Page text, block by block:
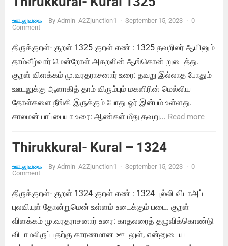
ஊடலுவகை By Admin_A2Zjunction1 · September 15, 2023 · 0
Comment
திருக்குறள்- குறள் 1325 குறள் எண் : 1325 தவறிலர் ஆயினும்
தாம்வீழ்வார் மென்றோள் அகறலின் ஆங்கொன் றுடைத்து.
குறள் விளக்கம் மு.வரதராசனார் உரை: தவறு இல்லாத போதும்
ஊடலுக்கு ஆளாகித் தாம் விரும்பும் மகளிரின் மெல்லிய
தோள்களை நீங்கி இருக்கும் போது ஓர் இன்பம் உள்ளது.
சாலமன் பாப்பையா உரை: ஆண்கள் மீது தவறு... Read more
Thirukkural- Kural – 1324
ஊடலுவகை By Admin_A2Zjunction1 · September 15, 2023 · 0
Comment
திருக்குறள்- குறள் 1324 குறள் எண் : 1324 புல்லி விடாஅப்
புலவியுள் தோன்றுமென் உள்ளம் உடைக்கும் படை. குறள்
விளக்கம் மு.வரதராசனார் உரை: காதலரைத் தழுவிக்கொண்டு
விடாமலிருப்பதற்கு காரணமான ஊடலுள், என்னுடைய